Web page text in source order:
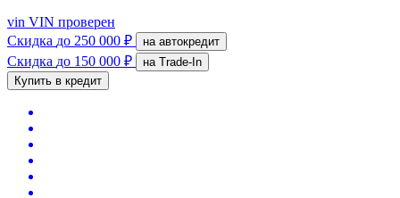
vin VIN проверен
Скидка до 250 000 ₽ на автокредит
Скидка до 150 000 ₽
на Trade-In
Купить в кредит